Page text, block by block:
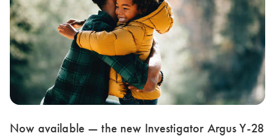
Now available — the new Investigator Argus Y-28